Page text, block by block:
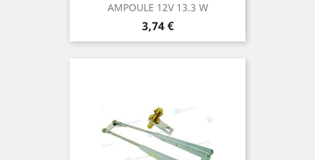
AMPOULE 12V 13.3 W
Prix
3,74 €